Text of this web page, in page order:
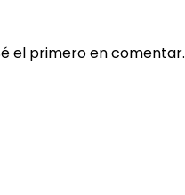
el primero en comentar.